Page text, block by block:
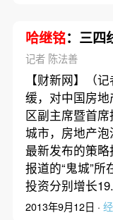
哈继铭：三四
记者 陈法善
【财新网】（
缓，对中国房
区副主席暨首
城市，房地产泡
最新发布的策
报道的“鬼城”
投资分别增长
2013年9月12日 ·